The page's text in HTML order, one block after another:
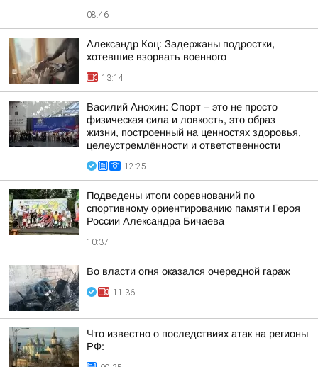
08:46
Александр Коц: Задержаны подростки,
хотевшие взорвать военного
13:14
Василий Анохин: Спорт – это не просто
физическая сила и ловкость, это образ
жизни, построенный на ценностях здоровья,
целеустремлённости и ответственности
12:25
Подведены итоги соревнований по
спортивному ориентированию памяти Героя
России Александра Бичаева
10:37
Во власти огня оказался очередной гараж
11:36
Что известно о последствиях атак на регионы
РФ: